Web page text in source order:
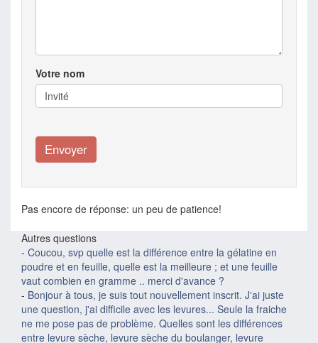
Votre nom
Pas encore de réponse: un peu de patience!
Autres questions
- Coucou, svp quelle est la différence entre la gélatine en
poudre et en feuille, quelle est la meilleure ; et une feuille
vaut combien en gramme .. merci d'avance ?
- Bonjour à tous, je suis tout nouvellement inscrit. J'ai juste
une question, j'ai difficile avec les levures... Seule la fraiche
ne me pose pas de problème. Quelles sont les différences
entre levure sèche, levure sèche du boulanger, levure